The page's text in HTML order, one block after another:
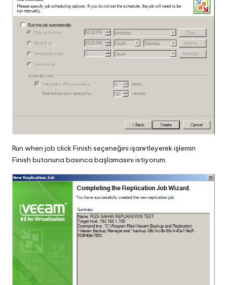
Run when job click Finish seçeneğini işaretleyerek işlemin
Finish butonuna basınca başlamasını istiyorum.